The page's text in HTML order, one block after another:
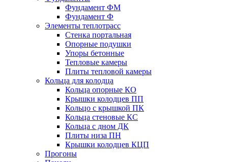
Фyндамент ФМ
Фyндамент Ф
Элементы теплотрасс
Стенка портальная
Опорные подушки
Упоры бетонные
Тепловые камеры
Плиты тепловой камеры
Кольца для колодца
Кольца опорные КО
Крышки колодцев ПП
Кольцо с крышкой ПК
Кольца стеновые КС
Кольца с дном ДК
Плиты низа ПН
Крышки колодцев КЦП
Прогоны